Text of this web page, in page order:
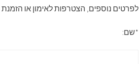
לפרטים נוספים, הצטרפות לאימון או
*שם: